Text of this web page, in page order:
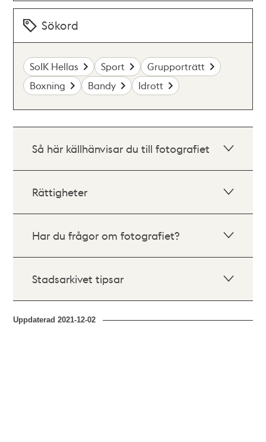
Sökord
SoIK Hellas Sport
Grupporträtt
Boxning
Bandy Idrott
Så här källhänvisar du till fotografiet
Rättigheter
Har du frågor om fotografiet?
Stadsarkivet tipsar
Uppdaterad2021-12-02